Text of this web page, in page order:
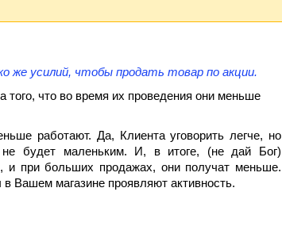
же усилий, чтобы продать товар по акции.
что во время их проведения они меньше
работают. Да, Клиента уговорить легче, но
будет маленьким. И, в итоге, (не дай Бог)
и при больших продажах, они получат меньше.
Вашем магазине проявляют активность.